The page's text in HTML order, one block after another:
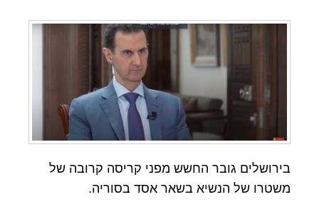
בירושלים גובר החשש מפני קריסה קרובה של
משטרו של הנשיא בשאר אסד בסוריה.